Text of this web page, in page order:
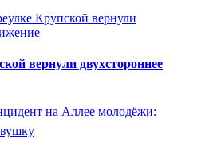
вернули двухстороннее